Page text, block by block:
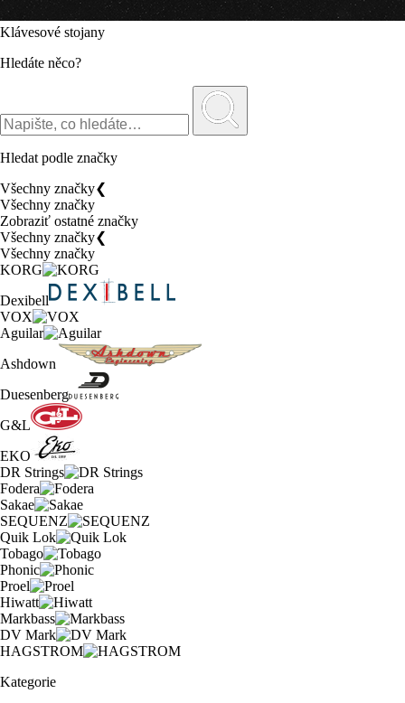
Klávesové stojany
Hledáte něco?
Hledat podle značky
Všechny značky❮
Všechny značky
Zobraziť ostatné značky
Všechny značky❮
Všechny značky
KORG
Dexibell
VOX
Aguilar
Ashdown
Duesenberg
G&L
EKO
DR Strings
Fodera
Sakae
SEQUENZ
Quik Lok
Tobago
Phonic
Proel
Hiwatt
Markbass
DV Mark
HAGSTROM
Kategorie